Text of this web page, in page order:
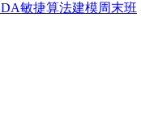
敏捷算法建模周末班